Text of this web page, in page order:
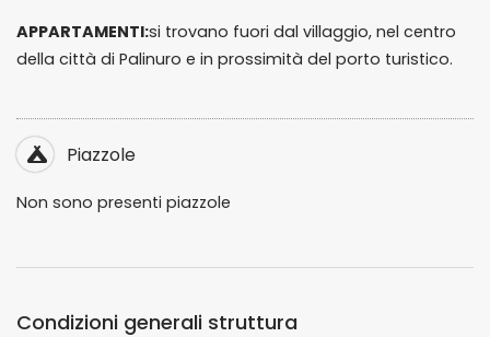
APPARTAMENTI:si trovano fuori dal villaggio, nel centro
della città di Palinuro e in prossimità del porto turistico.
Piazzole
Non sono presenti piazzole
Condizioni generali struttura